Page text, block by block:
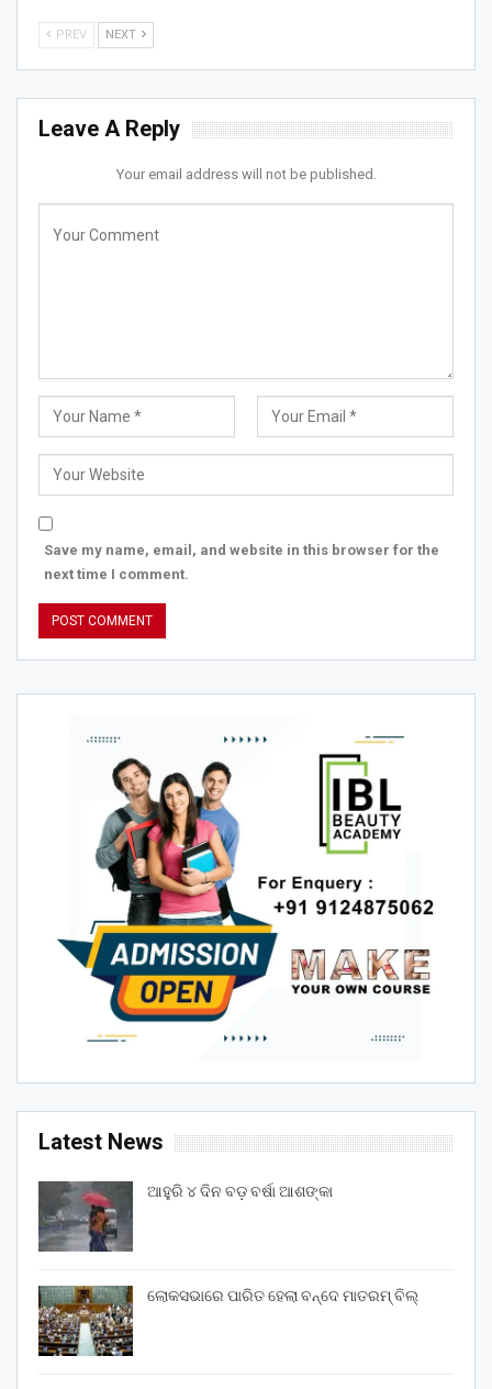
PREV NEXT
Leave A Reply
Your email address will not be published.
Save my name, email, and website in this browser for the
next time I comment.
Latest News
ଆହୁରି ୪ ଦିନ ବଡ଼ ବର୍ଷା ଆଶଙ୍କା
ଲୋକସଭାରେ ପାରିତ ହେଲା ବନ୍ଦେ ମାତରମ୍‌ ବିଲ୍‌